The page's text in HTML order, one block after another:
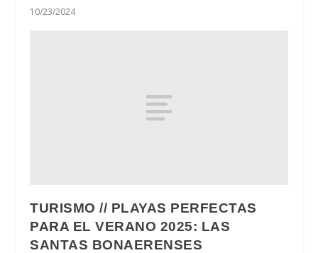
10/23/2024
TURISMO // PLAYAS PERFECTAS
PARA EL VERANO 2025: LAS
SANTAS BONAERENSES